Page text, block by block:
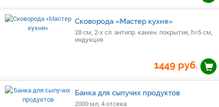
Сковорода «Мастер кухня»
28 см, 2-х сл. антипр. камен. покрытие, h=5 см,
индукция
1449 руб.
Банка для сыпучих продуктов
2000 мл, 4 отсека